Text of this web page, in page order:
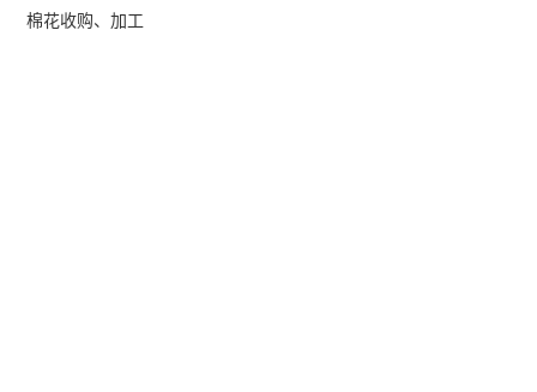
棉花收购、加工